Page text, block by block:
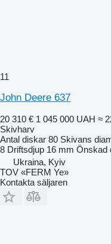
11
John Deere 637
20 310 € 1 045 000 UAH ≈
Skivharv
Antal diskar 80 Skivans
8 Driftsdjup 16 mm Önskad
Ukraina, Kyiv
TOV «FERM Ye»
Kontakta säljaren